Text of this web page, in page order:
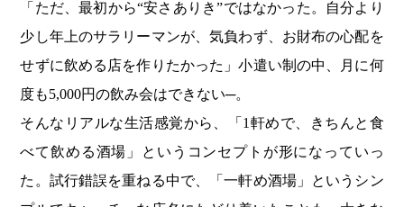
「ただ、最初から“安さありき”ではなかった。自分より
少し年上のサラリーマンが、気負わず、お財布の心配を
せずに飲める店を作りたかった」小遣い制の中、月に何
度も5,000円の飲み会はできない─。
そんなリアルな生活感覚から、「1軒めで、きちんと食
べて飲める酒場」というコンセプトが形になっていっ
た。試行錯誤を重ねる中で、「一軒め酒場」というシン